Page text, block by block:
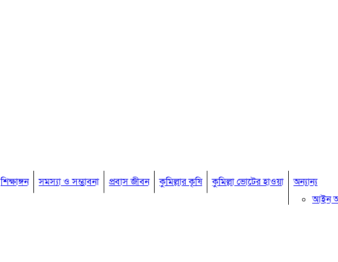
শিক্ষাঙ্গন সমস্যা ও সম্ভাবনা প্রবাস জীবন কুমিল্লার কৃষি কুমিল্লা ভোটের হাওয়া
অন্যান্য
আইন